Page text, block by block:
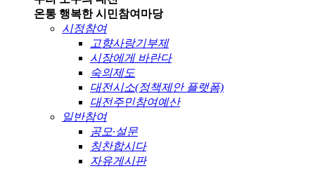
온통 행복한 시민참여마당
시정참여
고향사랑기부제
시장에게 바란다
숙의제도
대전시소(정책제안 플랫폼)
대전주민참여예산
일반참여
공모·설문
칭찬합시다
자유게시판